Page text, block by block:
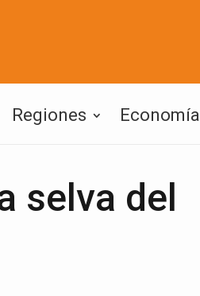
Regiones Economía
selva del